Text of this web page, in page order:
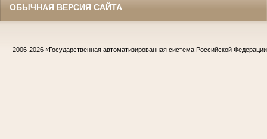
ОБЫЧНАЯ ВЕРСИЯ САЙТА
2006-2026 «Государственная автоматизированная система Российской